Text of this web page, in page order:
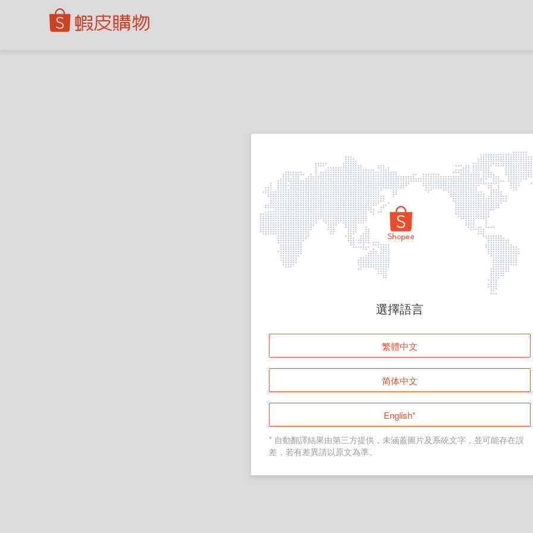
頁面無法顯示
登入
返回首頁
選擇語言
繁體中文
简体中文
English*
* 自動翻譯結果由第三方提供，未涵蓋圖片及系統文字，並可能存在誤
差，若有差異請以原文為準。